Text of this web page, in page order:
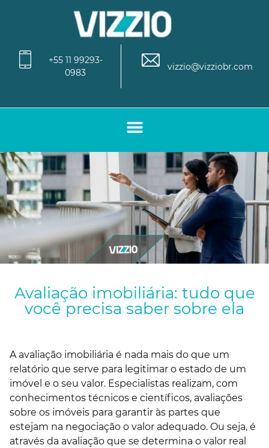
+55 11 99293-
0983
vizzio@vizziobr.com
Avaliação imobiliária: tudo que
você precisa saber sobre ela
A avaliação imobiliária é nada mais do que um
relatório que serve para legitimar o estado de um
imóvel e o seu valor. Especialistas realizam, com
conhecimentos técnicos e científicos, avaliações
sobre os imóveis para garantir às partes que
estejam na negociação o valor adequado. Ou seja, é
através da avaliação que se determina o valor real